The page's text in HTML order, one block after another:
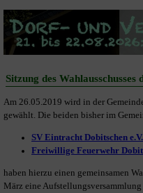
Sitzung des
Am 26.05.2019 wird in der
gewählt. Die beiden bisher im
SV Eintracht Dobitschen e.V.
Freiwillige Feuerwehr
haben hierzu einen gemeinsamen
März eine